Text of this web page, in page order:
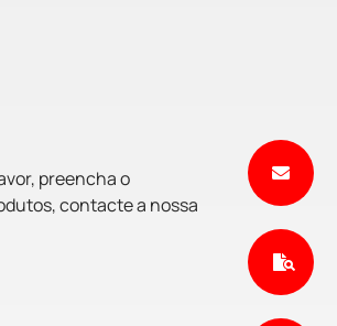
preencha o
contacte a nossa